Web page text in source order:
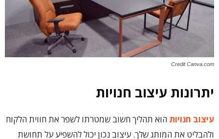
Credit Canva.com
יתרונות עיצוב חנויות
עיצוב חנויות הוא תהליך חשוב שמטרתו לשפר את חווית הלקוח
ולהבליט את המותג שלך. עיצוב נכון יכול להשפיע על תחושת